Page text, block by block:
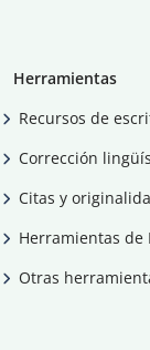
Herramientas
Recursos de
Corrección
Citas y
Herramientas de
Otras